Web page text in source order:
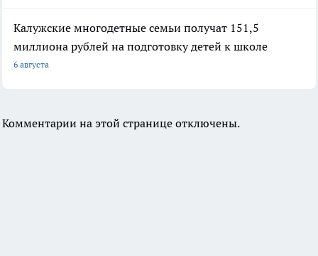
Калужские многодетные семьи получат 151,5
миллиона рублей на подготовку детей к школе
6 августа
Комментарии на этой странице отключены.